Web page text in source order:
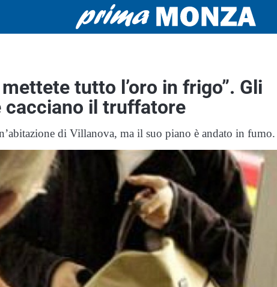
tutto l’oro in frigo”. Gli
cacciano il truffatore
di Villanova, ma il suo piano è andato in fumo.